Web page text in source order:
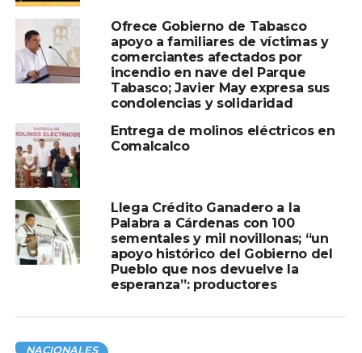
Ofrece Gobierno de Tabasco
apoyo a familiares de víctimas y
comerciantes afectados por
incendio en nave del Parque
Tabasco; Javier May expresa sus
condolencias y solidaridad
Entrega de molinos eléctricos en
Comalcalco
Llega Crédito Ganadero a la
Palabra a Cárdenas con 100
sementales y mil novillonas; “un
apoyo histórico del Gobierno del
Pueblo que nos devuelve la
esperanza”: productores
NACIONALES